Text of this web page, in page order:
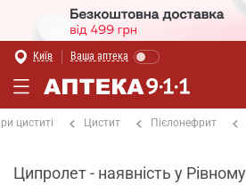
Київ Ваша аптека
циститі Цистит Пієлонефрит
Ципролет - наявність у Рівному